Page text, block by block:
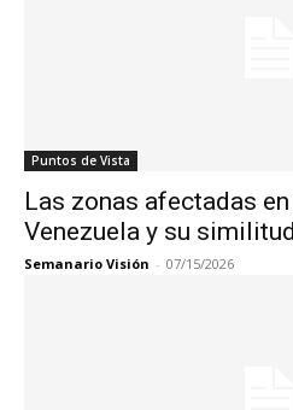
Puntos de Vista
Las zonas afectadas
Venezuela y su
Semanario Visión - 07/15/2026